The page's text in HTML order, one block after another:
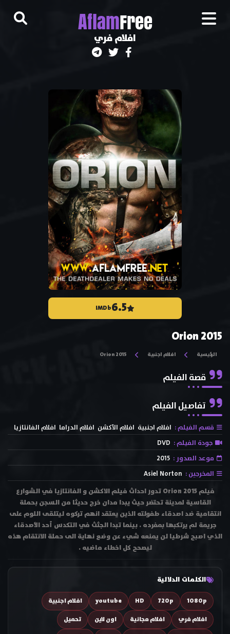
AflamFree
افلام فري
6.5
IMDb
Orion 2015
الرئيسية افلام اجنبية Orion 2015
قصة الفيلم
تفاصيل الفيلم
قسم الفيلم : افلام اجنبية افلام الأكشن افلام الدراما افلام الفانتازيا
جودة الفيلم : DVD
موعد الصدور : 2015
المخرجين : Asiel Norton
فيلم Orion 2015 تدور احداث فيلم الاكشن و الفانتازيا في الشوارع
القاسية لمدينة تحتضر حيث يبدا مدان خرج حديثا من السجن بحملة
انتقامية ضد اصدقاء طفولته الذين يعتقد انهم تركوه ليتلقى اللوم على
جريمة لم يرتكبها بمفرده . بينما تبدا الجثث في التكدس أحد الأصدقاء
الذي اصبح شرطيا لن يمنعه شيء عن وضع نهاية الى حملة الانتقام هذه
ليصحح كل اخطاء ماضيه .
الكلمات الدلالية
1080p
720p
HD
youtube
افلام اجنبية
افلام فري
افلام مجانية اون لاين
تحميل